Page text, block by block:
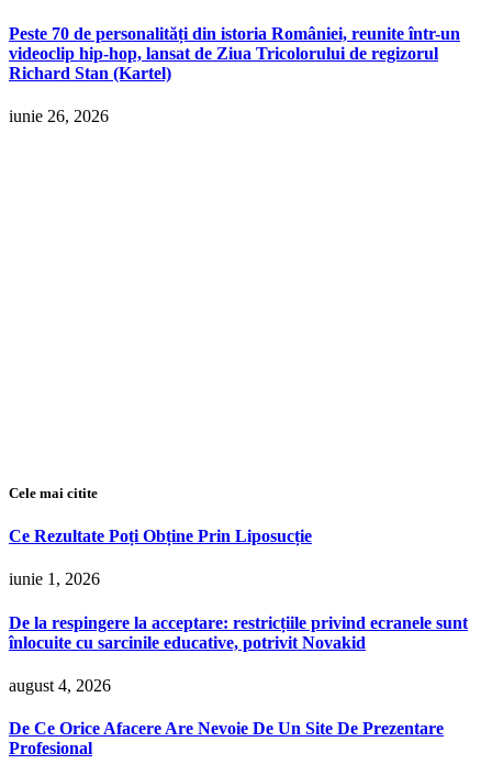
Peste 70 de personalități din istoria României, reunite într-un
videoclip hip-hop, lansat de Ziua Tricolorului de regizorul
Richard Stan (Kartel)
iunie 26, 2026
Cele mai citite
Ce Rezultate Poți Obține Prin Liposucție
iunie 1, 2026
De la respingere la acceptare: restricțiile privind ecranele sunt
înlocuite cu sarcinile educative, potrivit Novakid
august 4, 2026
De Ce Orice Afacere Are Nevoie De Un Site De Prezentare
Profesional